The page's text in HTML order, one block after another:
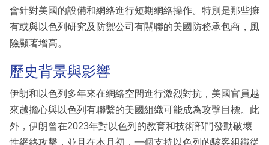
會針對美國的設備和網絡進行短期網絡操作。特別是那些擁
有或與以色列研究及防禦公司有關聯的美國防務承包商，風
險顯著增高。
歷史背景與影響
伊朗和以色列多年來在網絡空間進行激烈對抗，美國官員越
來越擔心與以色列有聯繫的美國組織可能成為攻擊目標。此
外，伊朗曾在2023年對以色列的教育和技術部門發動破壞
性網絡攻擊，並且在本月初，一個支持以色列的駭客組織從